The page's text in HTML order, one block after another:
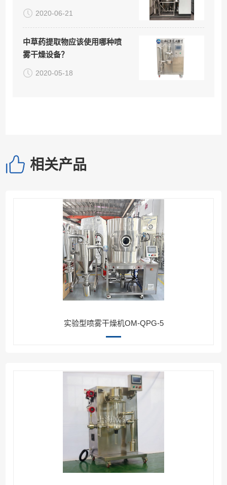
2020-06-21
中草药提取物应该使用哪种喷
雾干燥设备？
2020-05-18
相关产品
实验型喷雾干燥机OM-QPG-5